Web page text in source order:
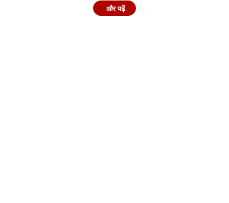
यहां दक्षिण अफ्रीका ने मई 2006 में न्यूजीलैंड के खिलाफ 220
और पढ़ें